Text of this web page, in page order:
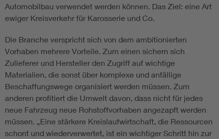
Automobilbau verwendet werden können. Das Ziel: eine Art
ewiger Kreisverkehr für Karosserie und Co.
Die Branche verspricht sich von dem ambitionierten
Vorhaben mehrere Vorteile. Zum einen sichern sich
Zulieferer und Hersteller den Zugriff auf wichtige
Materialien, die sonst über komplexe und anfällige
Beschaffungswege organisiert werden müssen. Zum
anderen profitiert die Umwelt davon, dass nicht für jedes
neue Fahrzeug neue Rohstoffvorhaben angezapft werden
müssen. „Eine stärkere Kreislaufwirtschaft, die Ressourcen
schont und wiederverwertet, ist ein wichtiger Schritt hin zur